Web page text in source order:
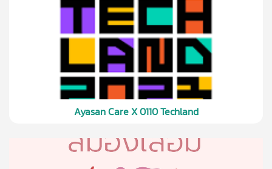
Ayasan Care X 0110 Techland